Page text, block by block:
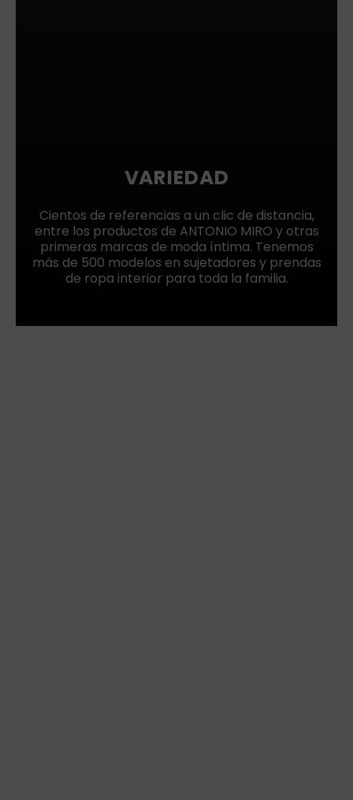
VARIEDAD
Cientos de referencias a un clic de distancia,
entre los productos de ANTONIO MIRO y otras
primeras marcas de moda íntima. Tenemos
más de 500 modelos en sujetadores y prendas
de ropa interior para toda la familia.